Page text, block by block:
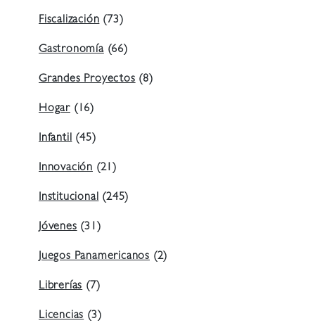
Fiscalización (73)
Gastronomía(66)
Grandes Proyectos (8)
Hogar (16)
Infantil (45)
Innovación (21)
Institucional (245)
Jóvenes (31)
Juegos Panamericanos (2)
Librerías (7)
Licencias (3)